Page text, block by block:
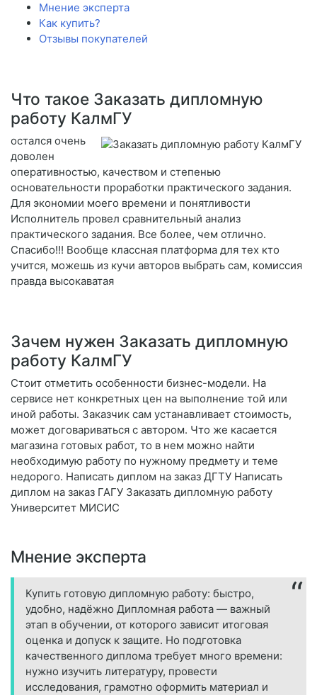
Мнение эксперта
Как купить?
Отзывы покупателей
Что такое Заказать дипломную
работу КалмГУ
остался очень
доволен
оперативностью, качеством и степенью
основательности проработки практического задания.
Для экономии моего времени и понятливости
Исполнитель провел сравнительный анализ
практического задания. Все более, чем отлично.
Спасибо!!! Вообще классная платформа для тех кто
учится, можешь из кучи авторов выбрать сам, комиссия
правда высокаватая
Зачем нужен Заказать дипломную
работу КалмГУ
Стоит отметить особенности бизнес-модели. На
сервисе нет конкретных цен на выполнение той или
иной работы. Заказчик сам устанавливает стоимость,
может договариваться с автором. Что же касается
магазина готовых работ, то в нем можно найти
необходимую работу по нужному предмету и теме
недорого. Написать диплом на заказ ДГТУ Написать
диплом на заказ ГАГУ Заказать дипломную работу
Университет МИСИС
Мнение эксперта
Купить готовую дипломную работу: быстро,
удобно, надёжно Дипломная работа — важный
этап в обучении, от которого зависит итоговая
оценка и допуск к защите. Но подготовка
качественного диплома требует много времени:
нужно изучить литературу, провести
исследования, грамотно оформить материал и